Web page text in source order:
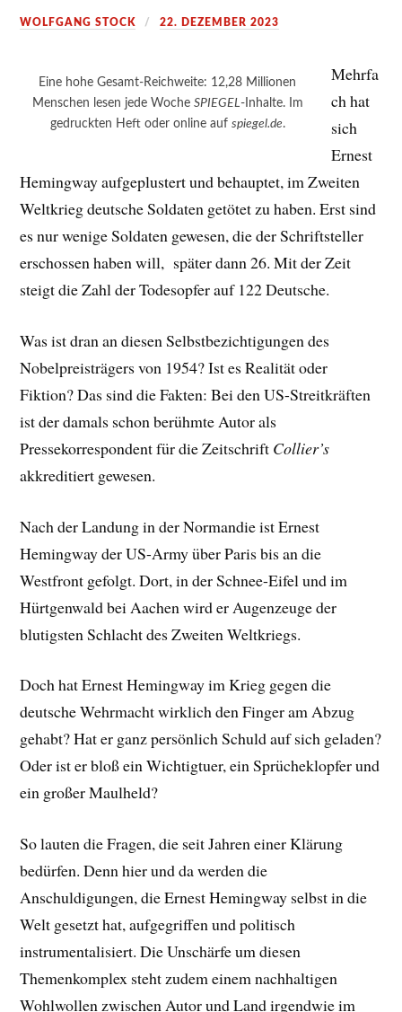
WOLFGANG STOCK 22. DEZEMBER 2023
Eine hohe Gesamt-Reichweite: 12,28 Millionen
Menschen lesen jede Woche SPIEGEL-Inhalte. Im
gedruckten Heft oder online auf spiegel.de.
Mehrfa
ch hat
sich
Ernest
Hemingway aufgeplustert und behauptet, im Zweiten
Weltkrieg deutsche Soldaten getötet zu haben. Erst sind
es nur wenige Soldaten gewesen, die der Schriftsteller
erschossen haben will, später dann 26. Mit der Zeit
steigt die Zahl der Todesopfer auf 122 Deutsche.
Was ist dran an diesen Selbstbezichtigungen des
Nobelpreisträgers von 1954? Ist es Realität oder
Fiktion? Das sind die Fakten: Bei den US-Streitkräften
ist der damals schon berühmte Autor als
Pressekorrespondent für die Zeitschrift Collier’s
akkreditiert gewesen.
Nach der Landung in der Normandie ist Ernest
Hemingway der US-Army über Paris bis an die
Westfront gefolgt. Dort, in der Schnee-Eifel und im
Hürtgenwald bei Aachen wird er Augenzeuge der
blutigsten Schlacht des Zweiten Weltkriegs.
Doch hat Ernest Hemingway im Krieg gegen die
deutsche Wehrmacht wirklich den Finger am Abzug
gehabt? Hat er ganz persönlich Schuld auf sich geladen?
Oder ist er bloß ein Wichtigtuer, ein Sprücheklopfer und
ein großer Maulheld?
So lauten die Fragen, die seit Jahren einer Klärung
bedürfen. Denn hier und da werden die
Anschuldigungen, die Ernest Hemingway selbst in die
Welt gesetzt hat, aufgegriffen und politisch
instrumentalisiert. Die Unschärfe um diesen
Themenkomplex steht zudem einem nachhaltigen
Wohlwollen zwischen Autor und Land irgendwie im